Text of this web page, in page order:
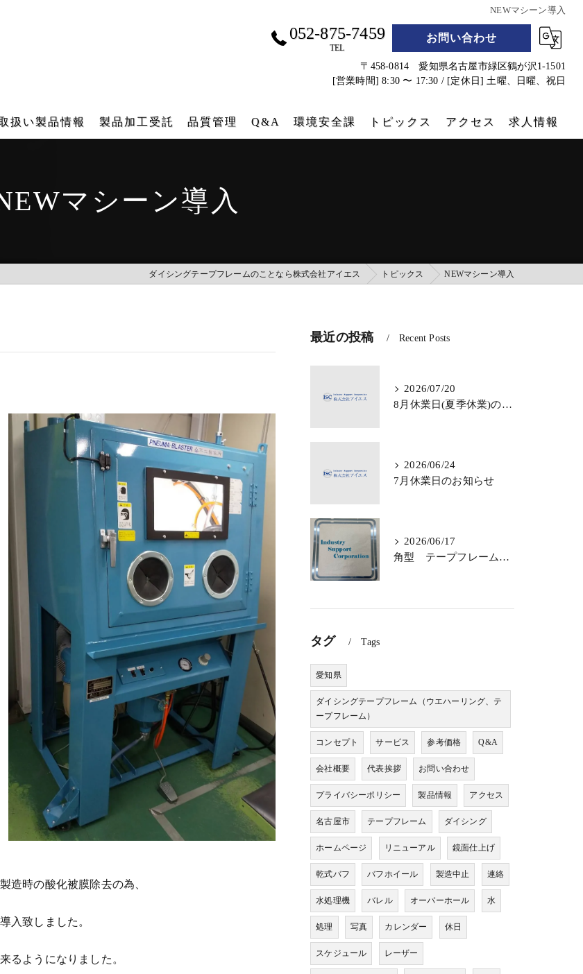
NEWマシーン導入
052-875-7459
TEL
お問い合わせ
〒458-0814 愛知県名古屋市緑区鶴が沢1-1501
[営業時間] 8:30 〜 17:30 / [定休日] 土曜、日曜、祝日
扱い製品情報
角型テープフレーム
IT 樹脂フレーム
製品加工受託
再メッキ加工受託
レーザー刻印受託
品質管理 Q&A 環境安全課
実績
トピックス アクセス 求人情報
マシーン導入
ダイシングテープフレームのことなら株式会社アイエス トピックス NEWマシーン導入
造時の酸化被膜除去の為、
入致しました。
るようになりました。
最近の投稿 Recent Posts
2026/07/20
8月休業日(夏季休業)のお知らせ
2026/06/24
7月休業日のお知らせ
2026/06/17
角型 テープフレームのご依頼・ご相談 承っております
タグ Tags
愛知県
ダイシングテープフレーム（ウエハーリング、テ
ープフレーム）
コンセプト サービス 参考価格 Q&A
会社概要 代表挨拶 お問い合わせ
プライバシーポリシー 製品情報 アクセス
名古屋市 テープフレーム ダイシング
ホームページ リニューアル 鏡面仕上げ
乾式バフ バフホイール 製造中止 連絡
水処理機 バレル オーバーホール 水
処理 写真 カレンダー 休日
スケジュール レーザー